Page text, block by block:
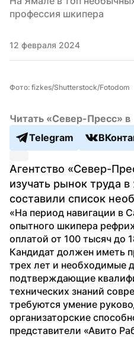
профессия шкипера
12 февраля 2024
Фото: fizkes/Shutterstock/Fotodom
Читать «Север-Пресс» в
Telegram
Агентство «Север-
изучать рынок труда
составили список
«На период навигации в
опытного шкипера
оплатой от 100 тысяч до
Кандидат должен иметь
трех лет и необходимые
подтверждающие
технических знаний
требуются умение
организаторские
представители «Авито